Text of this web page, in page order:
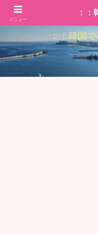
：：韓国
メニュー
：：